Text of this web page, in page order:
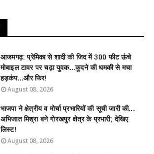
आजमगढ़: प्रेमिका से शादी की जिद में 300 फीट ऊंचे
मोबाइल टावर पर चढ़ा युवक...कूदने की धमकी से मचा
हड़कंप...और फिर!
August 08, 2026
भाजपा ने क्षेत्रीय व मोर्चा प्रभारियों की सूची जारी की...
अभिजात मिश्रा बने गोरखपुर क्षेत्र के प्रभारी; देखिए
लिस्ट!
August 08, 2026